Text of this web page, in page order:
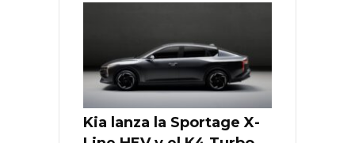
Kia lanza la Sportage X-